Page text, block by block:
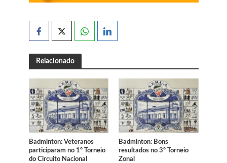
Relacionado
Badminton: Veteranos
participaram no 1º Torneio
do Circuito Nacional
Badminton: Bons
resultados no 3º Torneio
Zonal